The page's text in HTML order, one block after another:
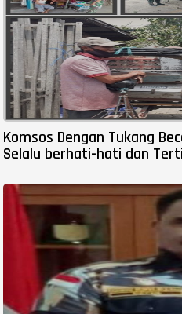
Komsos Dengan Tukang
Selalu berhati-hati dan